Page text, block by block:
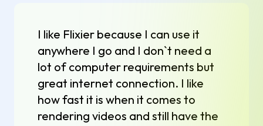
I like Flixier because I can use it
anywhere I go and I don`t need a
lot of computer requirements but
great internet connection. I like
how fast it is when it comes to
rendering videos and still have the